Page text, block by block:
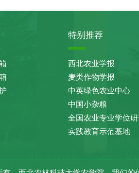
特别推荐
西北农业学报
麦类作物学报
中英绿色农业中心
中国小杂粮
全国农业专业学位
实践教育示范基地